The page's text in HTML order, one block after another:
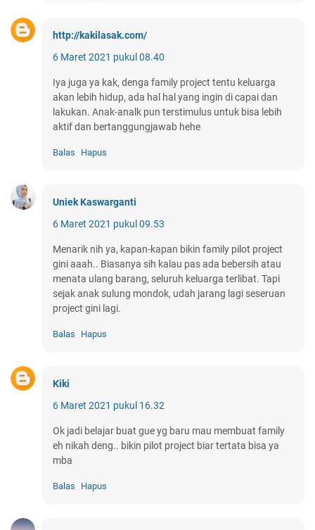
http://kakilasak.com/
6 Maret 2021 pukul 08.40
Iya juga ya kak, denga family project tentu keluarga
akan lebih hidup, ada hal hal yang ingin di capai dan
lakukan. Anak-analk pun terstimulus untuk bisa lebih
aktif dan bertanggungjawab hehe
Balas Hapus
Uniek Kaswarganti
6 Maret 2021 pukul 09.53
Menarik nih ya, kapan-kapan bikin family pilot project
gini aaah.. Biasanya sih kalau pas ada bebersih atau
menata ulang barang, seluruh keluarga terlibat. Tapi
sejak anak sulung mondok, udah jarang lagi seseruan
project gini lagi.
Balas Hapus
Kiki
6 Maret 2021 pukul 16.32
Ok jadi belajar buat gue yg baru mau membuat family
eh nikah deng.. bikin pilot project biar tertata bisa ya
mba
Balas Hapus